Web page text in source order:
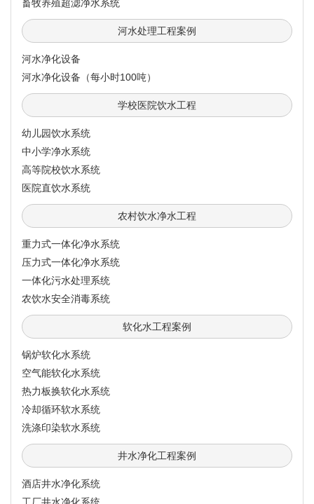
畜牧养殖超滤净水系统
河水处理工程案例
河水净化设备
河水净化设备（每小时100吨）
学校医院饮水工程
幼儿园饮水系统
中小学净水系统
高等院校饮水系统
医院直饮水系统
农村饮水净水工程
重力式一体化净水系统
压力式一体化净水系统
一体化污水处理系统
农饮水安全消毒系统
软化水工程案例
锅炉软化水系统
空气能软化水系统
热力板换软化水系统
冷却循环软水系统
洗涤印染软水系统
井水净化工程案例
酒店井水净化系统